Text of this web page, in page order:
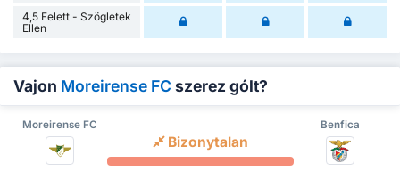
4,5 Felett - Szögletek
Ellen
Vajon Moreirense FC szerez gólt?
Moreirense FC Benfica
Bizonytalan